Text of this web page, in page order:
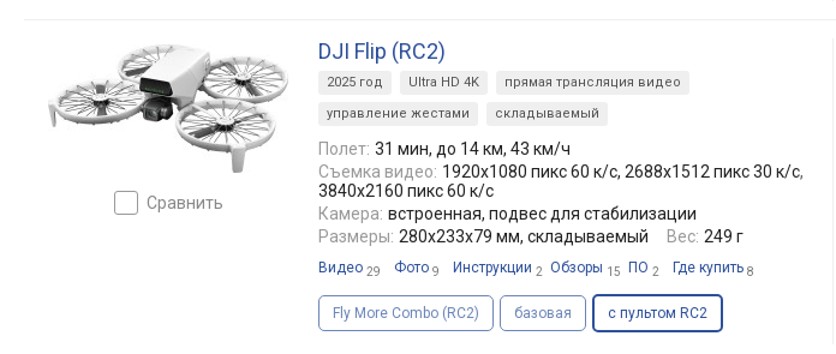
сравнить
DJI Flip (RC2)
2025 год Ultra HD 4K
прямая трансляция видео
управление жестами
складываемый
Полет: 31 мин, до 14 км, 43 км/ч
Съемка видео: 1920x1080 пикс 60 к/с, 2688x1512 пикс 30 к/с,
3840x2160 пикс 60 к/с
Камера: встроенная, подвес для стабилизации
Размеры: 280x233x79 мм, складываемый Вес: 249 г
Видео 29 Фото 9 Инструкции 2 Обзоры 15 ПО 2 Где купить 8
Fly More Combo (RC2) базовая с пультом RC2